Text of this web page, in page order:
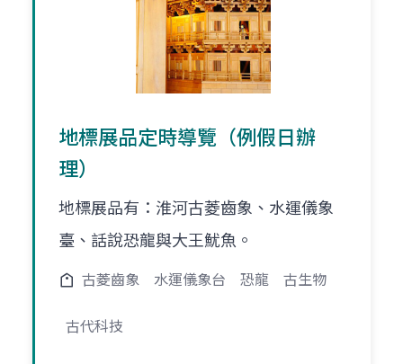
地標展品定時導覽（例假日辦
理）
地標展品有：淮河古菱齒象、水運儀象
臺、話說恐龍與大王魷魚。
古菱齒象 水運儀象台 恐龍 古生物
古代科技